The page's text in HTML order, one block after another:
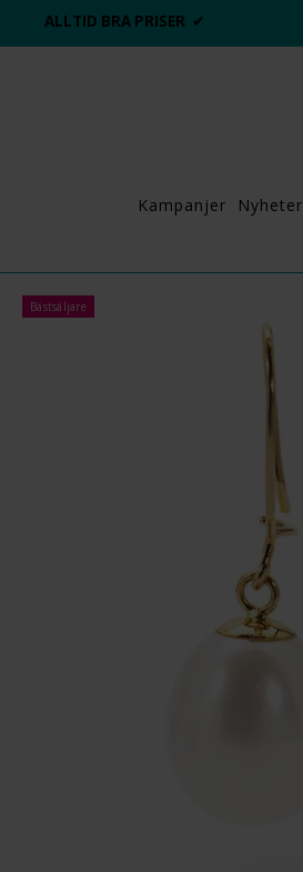
ALLTID BRA PRISER ✔
Kampanjer Nyheter
Bästsäljare